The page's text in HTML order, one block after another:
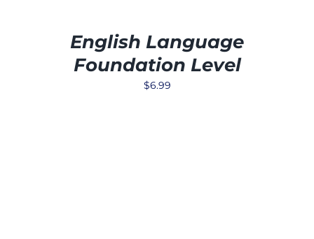
English Language
Foundation Level
$6.99